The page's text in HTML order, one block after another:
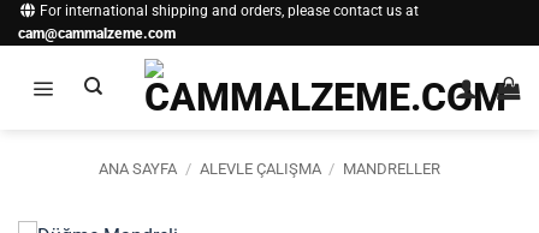
İçeriğe
atla
For international shipping and orders, please contact us at
cam@cammalzeme.com
ANA SAYFA / ALEVLE ÇALIŞMA / MANDRELLER